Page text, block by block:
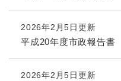
2026年2月5日更新
平成20年度市政報告書
2026年2月5日更新